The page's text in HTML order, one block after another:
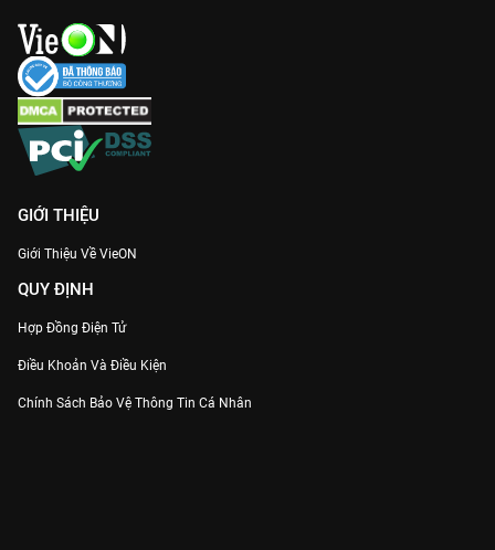
GIỚI THIỆU
Giới Thiệu Về VieON
QUY ĐỊNH
Hợp Đồng Điện Tử
Điều Khoản Và Điều Kiện
Chính Sách Bảo Vệ Thông Tin Cá Nhân